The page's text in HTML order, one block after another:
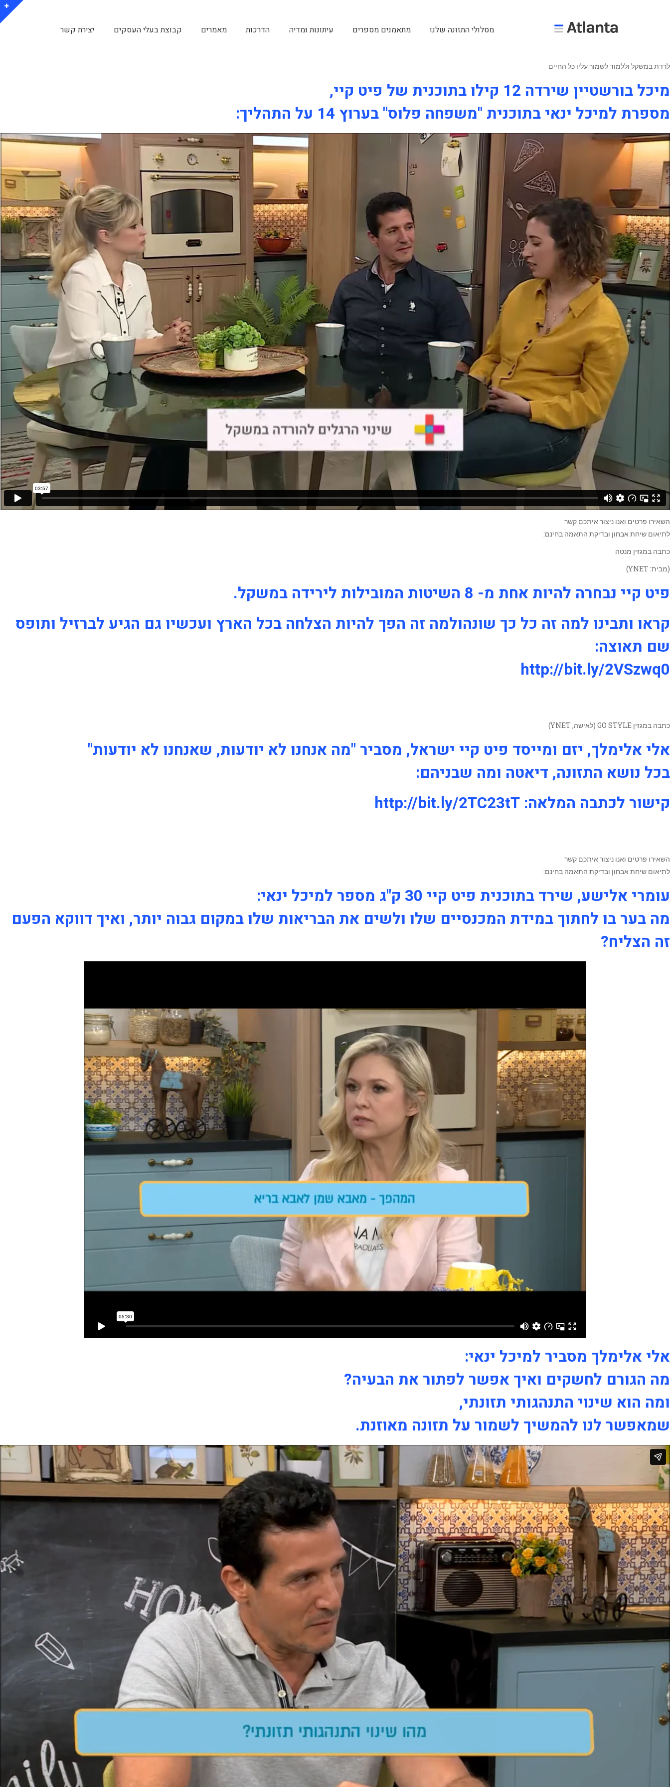
מסלולי התזונה שלנו מתאמנים מספרים עיתונות ומדיה הדרכות מאמרים קבוצת בעלי העסקים יצירת קשר
לרדת במשקל וללמוד לשמור עליו כל החיים
מיכל בורשטיין שירדה 12 קילו בתוכנית של פיט קיי,
מספרת למיכל ינאי בתוכנית "משפחה פלוס" בערוץ 14 על התהליך:
השאירו פרטים ואנו ניצור איתכם קשר
לתיאום שיחת אבחון ובדיקת התאמה בחינם:
כתבה במגזין מנטה
(מבית: YNET)
פיט קיי נבחרה להיות אחת מ- 8 השיטות המובילות לירידה במשקל.
קראו ותבינו למה זה כל כך שונהולמה זה הפך להיות הצלחה בכל הארץ ועכשיו גם הגיע לברזיל ותופס
שם תאוצה:
http://bit.ly/2VSzwq0
כתבה במגזין GO STYLE (לאישה, YNET)
אלי אלימלך, יזם ומייסד פיט קיי ישראל, מסביר "מה אנחנו לא יודעות, שאנחנו לא יודעות"
בכל נושא התזונה, דיאטה ומה שבניהם:
קישור לכתבה המלאה: http://bit.ly/2TC23tT
השאירו פרטים ואנו ניצור איתכם קשר
לתיאום שיחת אבחון ובדיקת התאמה בחינם:
עומרי אלישע, שירד בתוכנית פיט קיי 30 ק"ג מספר למיכל ינאי:
מה בער בו לחתוך במידת המכנסיים שלו ולשים את הבריאות שלו במקום גבוה יותר, ואיך דווקא הפעם
זה הצליח?
אלי אלימלך מסביר למיכל ינאי:
מה הגורם לחשקים ואיך אפשר לפתור את הבעיה?
ומה הוא שינוי התנהגותי תזונתי,
שמאפשר לנו להמשיך לשמור על תזונה מאוזנת.